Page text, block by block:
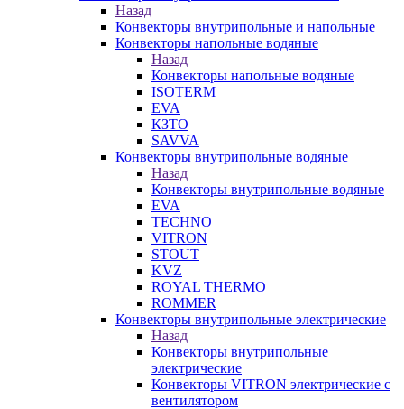
Назад
Конвекторы внутрипольные и напольные
Конвекторы напольные водяные
Назад
Конвекторы напольные водяные
ISOTERM
EVA
КЗТО
SAVVA
Конвекторы внутрипольные водяные
Назад
Конвекторы внутрипольные водяные
EVA
TECHNO
VITRON
STOUT
KVZ
ROYAL THERMO
ROMMER
Конвекторы внутрипольные электрические
Назад
Конвекторы внутрипольные
электрические
Конвекторы VITRON электрические с
вентилятором